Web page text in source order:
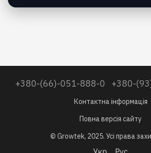
+380-(66)-051-888-0 +380-
Контактна інформація
Повна версія сайту
© Growtek, 2025. Усі права